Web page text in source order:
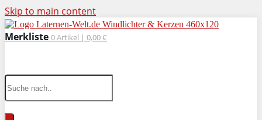
Skip to main content
Merkliste 0Artikel | 0,00 €